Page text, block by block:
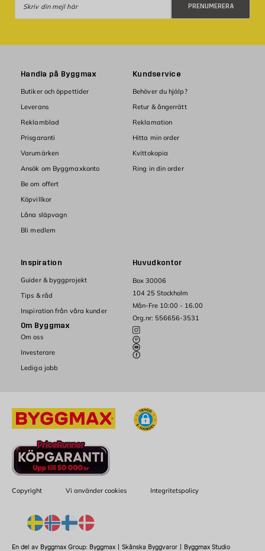
PRENUMERERA
Huvudkontor
Box 30006
104 25 Stockholm
Mån-Fre 10:00 - 16.00
Org.nr: 556656-3531
Handla på Byggmax
Butiker och öppettider
Leverans
Reklamblad
Prisgaranti
Varumärken
Ansök om Byggmaxkonto
Be om offert
Köpvillkor
Låna släpvagn
Bli medlem
Kundservice
Behöver du hjälp?
Retur & ångerrätt
Reklamation
Hitta min order
Kvittokopia
Ring in din order
Inspiration
Guider & byggprojekt
Tips & råd
Inspiration från våra kunder
Om Byggmax
Om oss
Investerare
Lediga jobb
Copyright Vi använder cookies Integritetspolicy
En del av Byggmax Group: Byggmax Skånska Byggvaror Byggmax Studio